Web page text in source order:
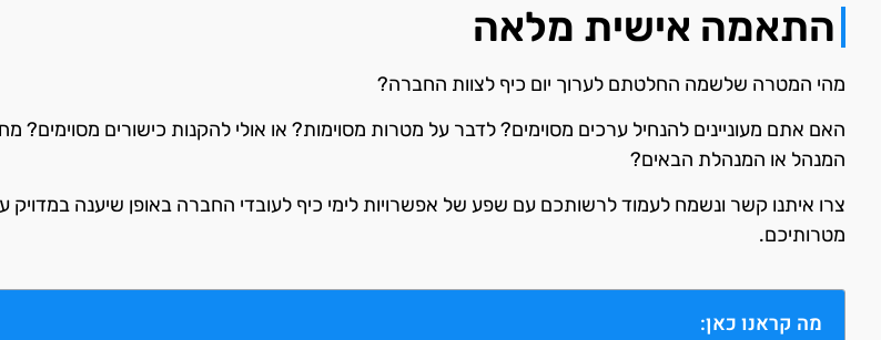
התאמה אישית מלאה
מהי המטרה שלשמה החלטתם לערוך יום כיף לצוות החברה?
האם אתם מעוניינים להנחיל ערכים מסוימים? לדבר על מטרות מסוימות? או אולי להקנות כישורים מסוימים?
המנהל או המנהלת הבאים?
צרו איתנו קשר ונשמח לעמוד לרשותכם עם שפע של אפשרויות לימי כיף לעובדי החברה באופן שיענה במדויק
מטרותיכם.
מה קראנו כאן: